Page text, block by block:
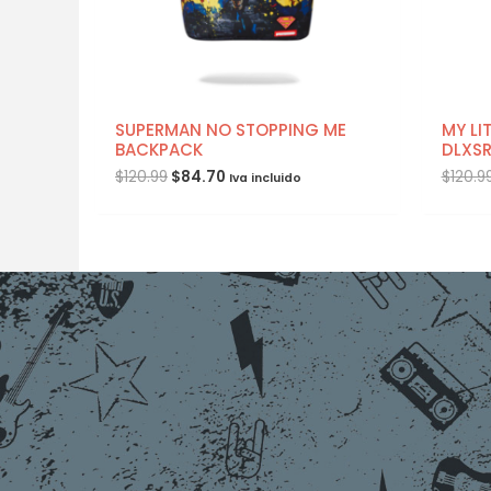
SUPERMAN NO STOPPING ME
BACKPACK
$120.99 $84.70 Iva incluido
MY
$